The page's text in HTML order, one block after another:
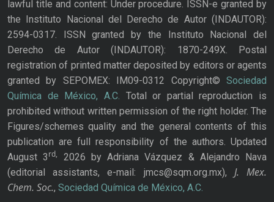
lawful title and content: Under procedure. ISSN-e granted by
the Instituto Nacional del Derecho de Autor (INDAUTOR):
2594-0317. ISSN granted by the Instituto Nacional del
Derecho de Autor (INDAUTOR): 1870-249X. Postal
registration of printed matter deposited by editors or agents
granted by SEPOMEX: IM09-0312 Copyright© Sociedad
Química de México, A.C. Total or partial reproduction is
prohibited without written permission of the right holder. The
Figures/schemes quality and the general contents of this
publication are full responsibility of the authors. Updated
August 3rd,
2026 by Adriana Vázquez & Alejandro Nava
(editorial assistants, e-mail: jmcs@sqm.org.mx), J. Mex.
Chem. Soc., Sociedad Química de México, A.C.